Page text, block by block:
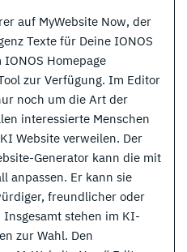
auf MyWebsite Now, der
Texte für Deine IONOS
Homepage
zur Verfügung. Im Editor
noch um die Art der
interessierte Menschen
Website verweilen. Der
Generator kann die mit
anpassen. Er kann sie
freundlicher oder
stehen im KI-
zur Wahl. Den